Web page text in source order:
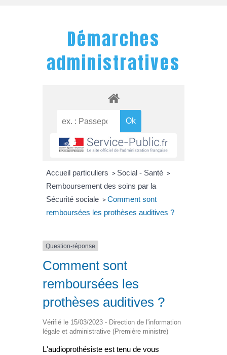
Démarches
administratives
Accueil particuliers > Social - Santé >
Remboursement des soins par la
Sécurité sociale > Comment sont
remboursées les prothèses auditives ?
Question-réponse
Comment sont
remboursées les
prothèses auditives ?
Vérifié le 15/03/2023 - Direction de l'information
légale et administrative (Première ministre)
L'audioprothésiste est tenu de vous